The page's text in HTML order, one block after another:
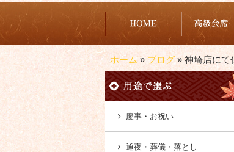
ら選ぶ 商品から選ぶ 雅叙苑が選ばれる理由ご注文方法・
ホーム» ブログ» 神埼店にて
慶事・お祝い
通夜・葬儀・落とし